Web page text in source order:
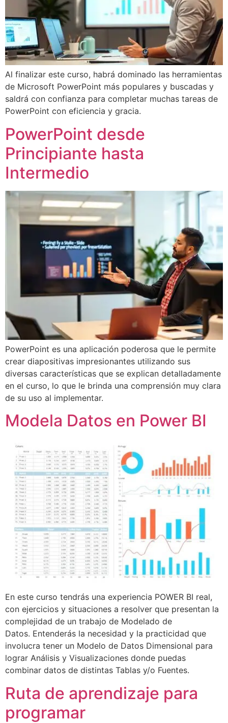
Al finalizar este curso, habrá dominado las herramientas
de Microsoft PowerPoint más populares y buscadas y
saldrá con confianza para completar muchas tareas de
PowerPoint con eficiencia y gracia.
PowerPoint desde
Principiante hasta
Intermedio
PowerPoint es una aplicación poderosa que le permite
crear diapositivas impresionantes utilizando sus
diversas características que se explican detalladamente
en el curso, lo que le brinda una comprensión muy clara
de su uso al implementar.
Modela Datos en Power BI
En este curso tendrás una experiencia POWER BI real,
con ejercicios y situaciones a resolver que presentan la
complejidad de un trabajo de Modelado de
Datos. Entenderás la necesidad y la practicidad que
involucra tener un Modelo de Datos Dimensional para
lograr Análisis y Visualizaciones donde puedas
combinar datos de distintas Tablas y/o Fuentes.
Ruta de aprendizaje para
programar